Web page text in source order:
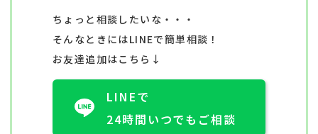
ちょっと相談したいな・・・
そんなときにはLINEで簡単相談！
お友達追加はこちら↓
LINEで
24時間いつでもご相談